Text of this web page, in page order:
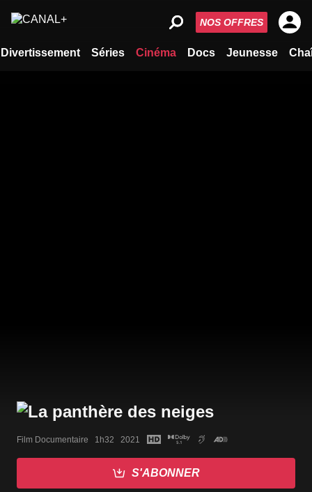
Divertissement Séries Cinéma Docs Jeunesse
NOS OFFRES
Film Documentaire   1h32   2021
S'ABONNER